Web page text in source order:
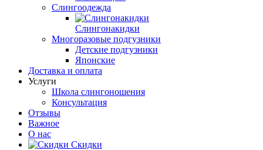
Слингоодежда
Слингонакидки
Многоразовые подгузники
Детские подгузники
Японские
Доставка и оплата
Услуги
Школа слингоношения
Консультация
Отзывы
Важное
О нас
Скидки